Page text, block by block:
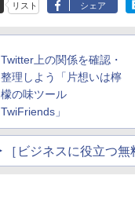
リスト シェア
Twitter上の関係を確認・
整理しよう「片想いは檸
檬の味ツール
TwiFriends」
［ビジネスに役立つ